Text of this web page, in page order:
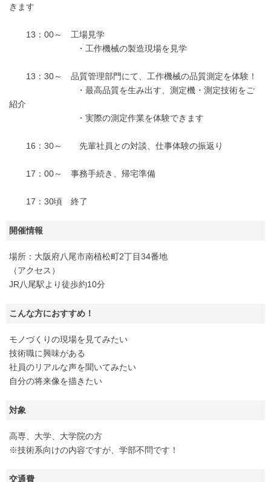
きます
13：00～ 工場見学
・工作機械の製造現場を見学
13：30～ 品質管理部門にて、工作機械の品質測定を体験！
・最高品質を生み出す、測定機・測定技術をご
紹介
・実際の測定作業を体験できます
16：30～ 先輩社員との対談、仕事体験の振返り
17：00～ 事務手続き、帰宅準備
17：30頃 終了
開催情報
場所：大阪府八尾市南植松町2丁目34番地
（アクセス）
JR八尾駅より徒歩約10分
こんな方におすすめ！
モノづくりの現場を見てみたい
技術職に興味がある
社員のリアルな声を聞いてみたい
自分の将来像を描きたい
対象
高専、大学、大学院の方
※技術系向けの内容ですが、学部不問です！
交通費